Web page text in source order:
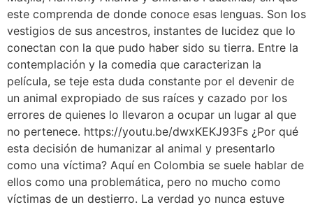
este comprenda de donde conoce esas lenguas. Son los
vestigios de sus ancestros, instantes de lucidez que lo
conectan con la que pudo haber sido su tierra. Entre la
contemplación y la comedia que caracterizan la
película, se teje esta duda constante por el devenir de
un animal expropiado de sus raíces y cazado por los
errores de quienes lo llevaron a ocupar un lugar al que
no pertenece. https://youtu.be/dwxKEKJ93Fs ¿Por qué
esta decisión de humanizar al animal y presentarlo
como una víctima? Aquí en Colombia se suele hablar de
ellos como una problemática, pero no mucho como
víctimas de un destierro. La verdad yo nunca estuve